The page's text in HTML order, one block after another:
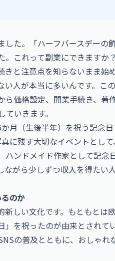
た。「ハーフバースデーの
これって副業にできますか
と注意点を知らないまま始
人が本当に多いんです。こ
価格設定、開業手続き、著
いきます。
月（生後半年）を祝う記念
に残す大切なイベントとし
ハンドメイド作家として記念
がら少しずつ収入を得たい
のか
しい文化です。もともとは
を祝ったのが由来とされて
の普及とともに、おしゃれ